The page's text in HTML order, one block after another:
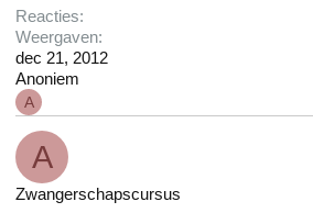
Reacties
Weergaven
dec 21, 2012
Anoniem
A
A
Zwangerschapscursus